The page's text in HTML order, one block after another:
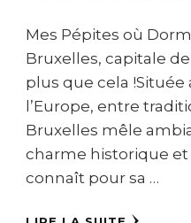
Mes Pépites où
Bruxelles, capitale
plus que cela !Située
l’Europe, entre
Bruxelles mêle
charme historique et
connaît pour sa …